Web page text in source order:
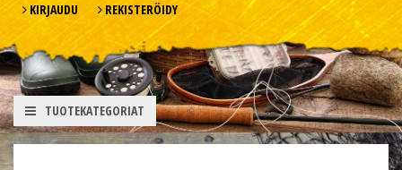
KIRJAUDU REKISTERÖIDY
TUOTEKATEGORIAT